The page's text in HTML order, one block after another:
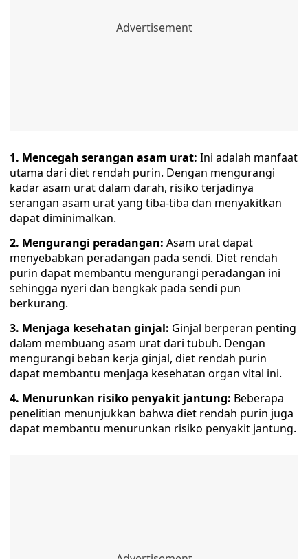
1. Mencegah serangan asam urat: Ini adalah manfaat
utama dari diet rendah purin. Dengan mengurangi
kadar asam urat dalam darah, risiko terjadinya
serangan asam urat yang tiba-tiba dan menyakitkan
dapat diminimalkan.
2. Mengurangi peradangan: Asam urat dapat
menyebabkan peradangan pada sendi. Diet rendah
purin dapat membantu mengurangi peradangan ini
sehingga nyeri dan bengkak pada sendi pun
berkurang.
3. Menjaga kesehatan ginjal: Ginjal berperan penting
dalam membuang asam urat dari tubuh. Dengan
mengurangi beban kerja ginjal, diet rendah purin
dapat membantu menjaga kesehatan organ vital ini.
4. Menurunkan risiko penyakit jantung: Beberapa
penelitian menunjukkan bahwa diet rendah purin juga
dapat membantu menurunkan risiko penyakit jantung.